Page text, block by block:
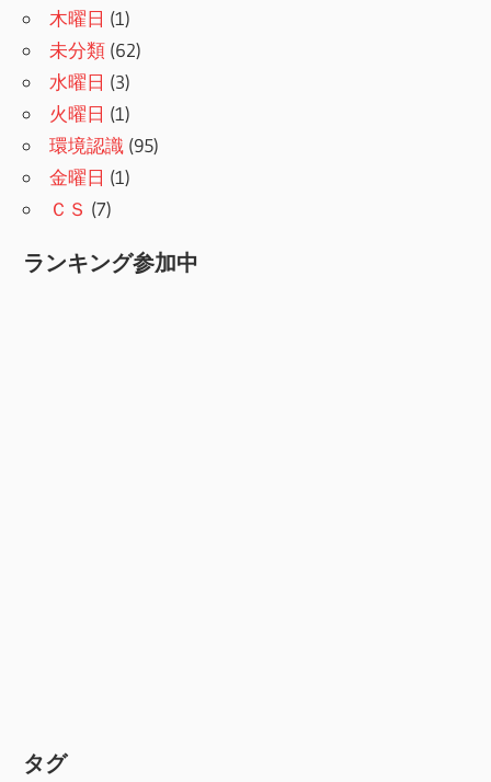
木曜日 (1)
未分類 (62)
水曜日 (3)
火曜日 (1)
環境認識 (95)
金曜日 (1)
ＣＳ (7)
ランキング参加中
タグ